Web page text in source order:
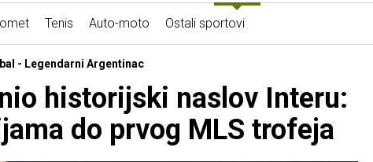
Tenis Auto-moto Ostali sportovi
- Legendarni Argentinac
historijski naslov Interu:
do prvog MLS trofeja